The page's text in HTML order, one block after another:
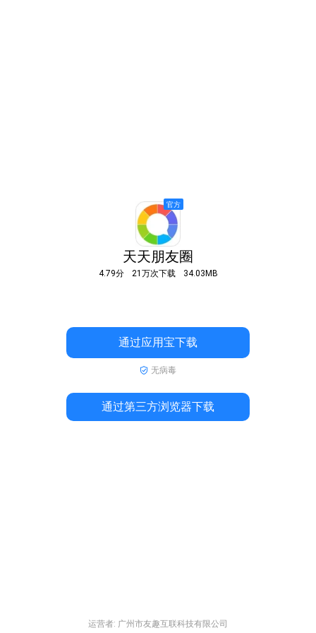
天天朋友圈
4.79分 21万次下载 34.03MB
通过应用宝下载
无病毒
通过第三方浏览器下载
运营者: 广州市友趣互联科技有限公司